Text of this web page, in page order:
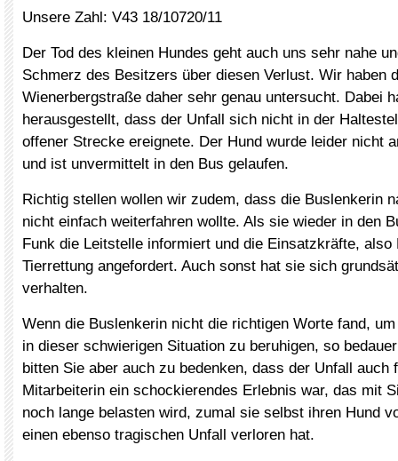
Unsere Zahl: V43 18/10720/11
Der Tod des kleinen Hundes geht auch uns sehr nahe
Schmerz des Besitzers über diesen Verlust. Wir haben
Wienerbergstraße daher sehr genau untersucht. Dabei
herausgestellt, dass der Unfall sich nicht in der
offener Strecke ereignete. Der Hund wurde leider nicht
und ist unvermittelt in den Bus gelaufen.
Richtig stellen wollen wir zudem, dass die Buslenkerin
nicht einfach weiterfahren wollte. Als sie wieder in den
Funk die Leitstelle informiert und die Einsatzkräfte, also
Tierrettung angefordert. Auch sonst hat sie sich
verhalten.
Wenn die Buslenkerin nicht die richtigen Worte fand,
in dieser schwierigen Situation zu beruhigen, so
bitten Sie aber auch zu bedenken, dass der Unfall auch
Mitarbeiterin ein schockierendes Erlebnis war, das mit
noch lange belasten wird, zumal sie selbst ihren Hund
einen ebenso tragischen Unfall verloren hat.